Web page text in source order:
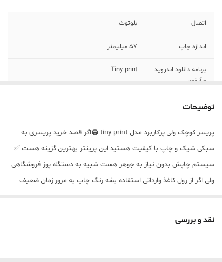
اتصال بلوتوث
اندازه چاپ 57 میلیمتر
برنامه دانلود اندروید
و آیفون
Tiny print
کیفیت (رزولوشن)
توضیحات
پرینتر کوچک ولی پرکاربرد مدل tiny print 🖨️اگر قصد خرید پرینتری به
سبکی شیک و چاپ با کیفیت هستید این پرینتر بهترین گزینه هست ✅
سیستم چاپش بدون نیاز به جوهر هست شبیه به دستگاه پوز فروشگاهی
ولی اگر از رول کاغذ وارداتی استفاده بشه رنگ چاپ به مرور زمان ضعیف
نقد و بررسی